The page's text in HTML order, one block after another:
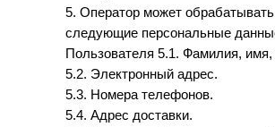
5. Оператор может обрабатывать
следующие персональные
Пользователя 5.1. Фамилия, имя,
5.2. Электронный адрес.
5.3. Номера телефонов.
5.4. Адрес доставки.